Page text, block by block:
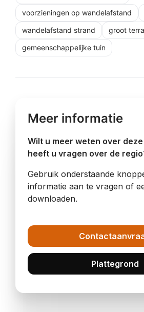
voorzieningen op wandelafstand
wandelafstand strand
groot
gemeenschappelijke tuin
Meer informatie
Wilt u meer weten over
heeft u vragen over de
Gebruik onderstaande
informatie aan te vragen of
downloaden.
Plattegrond